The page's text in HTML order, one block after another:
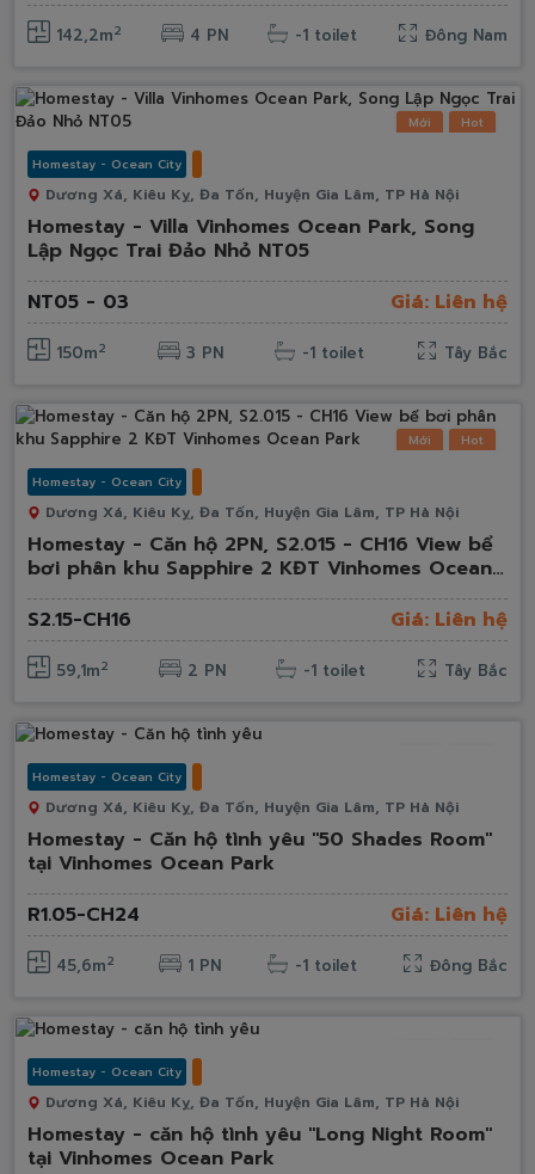
142,2m2 4 PN -1 toilet Đông Nam
Mới Hot
Homestay - Ocean City
Dương Xá, Kiêu Kỵ, Đa Tốn, Huyện Gia Lâm, TP Hà Nội
Homestay - Villa Vinhomes Ocean Park, Song
Lập Ngọc Trai Đảo Nhỏ NT05
NT05 - 03
Giá: Liên hệ
150m2 3 PN -1 toilet Tây Bắc
Mới Hot
Homestay - Ocean City
Dương Xá, Kiêu Kỵ, Đa Tốn, Huyện Gia Lâm, TP Hà Nội
Homestay - Căn hộ 2PN, S2.015 - CH16 View bể
bơi phân khu Sapphire 2 KĐT Vinhomes Ocean
Park
S2.15-CH16
Giá: Liên hệ
59,1m2 2 PN -1 toilet Tây Bắc
Homestay - Ocean City
Dương Xá, Kiêu Kỵ, Đa Tốn, Huyện Gia Lâm, TP Hà Nội
Homestay - Căn hộ tình yêu "50 Shades Room"
tại Vinhomes Ocean Park
R1.05-CH24
Giá: Liên hệ
45,6m2 1 PN -1 toilet Đông Bắc
Homestay - Ocean City
Dương Xá, Kiêu Kỵ, Đa Tốn, Huyện Gia Lâm, TP Hà Nội
Homestay - căn hộ tình yêu "Long Night Room"
tại Vinhomes Ocean Park